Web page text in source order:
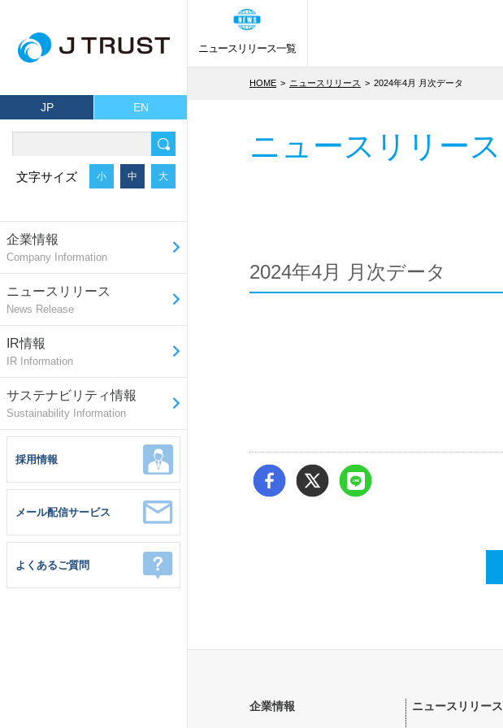
JP EN
文字サイズ 小 中 大
企業情報
Company Information
ニュースリリース
News Release
IR情報
IR Information
サステナビリティ情報
Sustainability Information
採用情報
メール配信サービス
よくあるご質問
ニュースリリース一覧
HOME ニュースリリース 2024年4月 月次データ
ニュースリリース
2024年4月 月次データ
企業情報 ニュースリリース